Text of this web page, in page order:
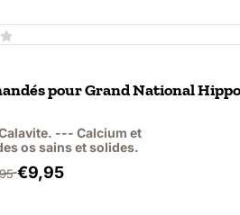
pourGrand National
--- Calcium et
os sains et solides.
Par14,95 pour 9,95, hors TVA : 9,13
€9,95